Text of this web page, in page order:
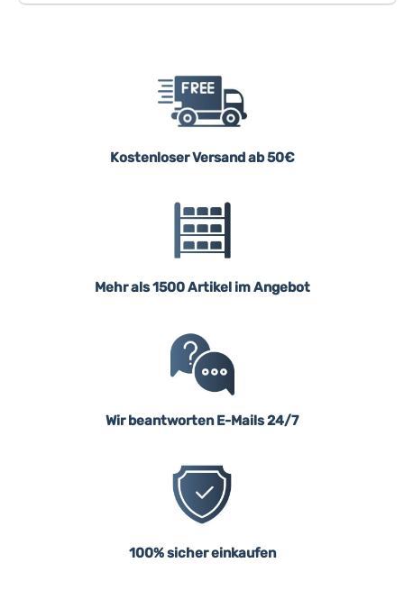
Kostenloser Versand ab 50€
Mehr als 1500 Artikel im Angebot
Wir beantworten E-Mails 24/7
100% sicher einkaufen